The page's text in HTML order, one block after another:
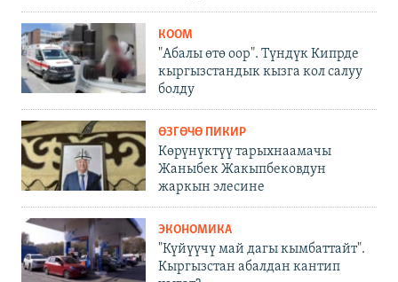
КООМ
"Абалы өтө оор". Түндүк Кипрде
кыргызстандык кызга кол салуу
болду
ӨЗГӨЧӨ ПИКИР
Көрүнүктүү тарыхнаамачы
Жаныбек Жакыпбековдун
жаркын элесине
ЭКОНОМИКА
"Күйүүчү май дагы кымбаттайт".
Кыргызстан абалдан кантип